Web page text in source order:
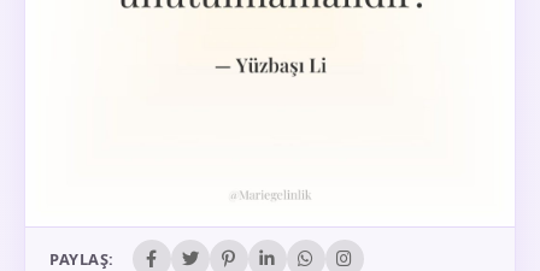
PAYLAŞ: